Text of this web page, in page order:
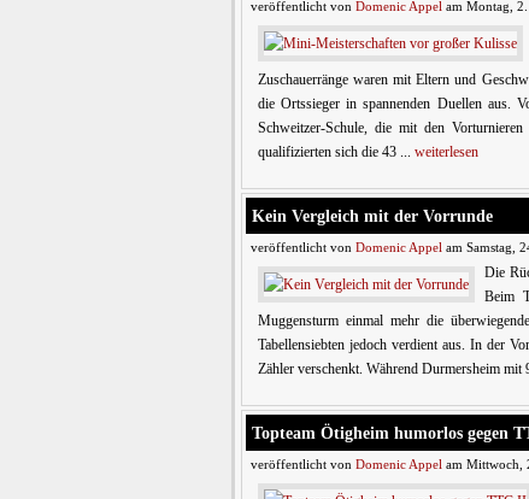
veröffentlicht von Domenic Appel am Montag,
Zuschauerränge waren mit Eltern und
die Ortssieger in spannenden Duellen aus.
Schweitzer-Schule, die mit den
qualifizierten sich die 43 ... weiterlesen
Kein Vergleich mit der Vorrunde
veröffentlicht von Domenic Appel am Samstag,
Die
Beim
Muggensturm einmal mehr die
Tabellensiebten jedoch verdient aus. In der
Zähler verschenkt. Während Durmersheim mit
Topteam Ötigheim humorlos gegen
veröffentlicht von Domenic Appel am Mittwoch,